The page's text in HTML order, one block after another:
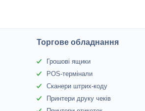
Торгове обладнання
Грошові ящики
POS-термінали
Сканери штрих-коду
Принтери друку чеків